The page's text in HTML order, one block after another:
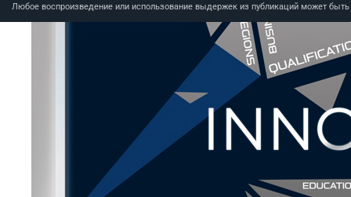
Любое воспроизведение или использование выдержек из публикаций может